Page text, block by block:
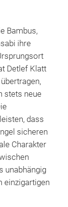
Bambus,
ihre
Detlef Klatt
stets neue
dass
sicheren
Charakter
unabhängig
einzigartigen